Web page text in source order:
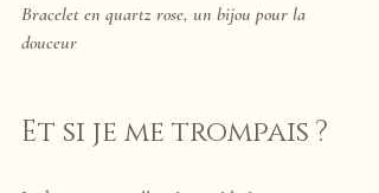
Bracelet en quartz rose, un bijou pour la
douceur
Et si je me trompais ?